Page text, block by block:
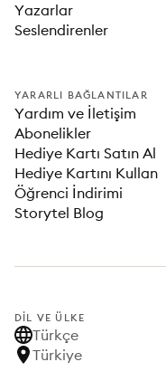
Yazarlar
Seslendirenler
YARARLI BAĞLANTILAR
Yardım ve İletişim
Abonelikler
Hediye Kartı Satın Al
Hediye Kartını Kullan
Öğrenci İndirimi
Storytel Blog
DIL VE ÜLKE
Türkçe
Türkiye